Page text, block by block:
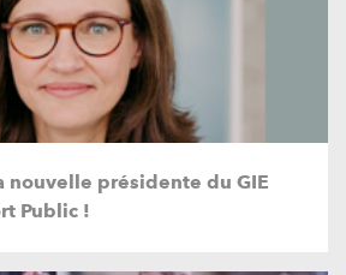
nouvelle présidente du GIE
Public !